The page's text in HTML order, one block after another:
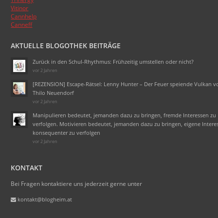
Vitinor
Cannhelp
Canneff
AKTUELLE BLOGOTHEK BEITRÄGE
Zurück in den Schul-Rhythmus: Frühzeitig umstellen oder nicht?
vor 2 Jahren
[REZENSION] Escape-Rätsel: Lenny Hunter – Der Feuer speiende Vulkan
Thilo Neuendorf
vor 2 Jahren
Manipulieren bedeutet, jemanden dazu zu bringen, fremde Interessen zu
verfolgen. Motivieren bedeutet, jemanden dazu zu bringen, eigene
konsequenter zu verfolgen
vor 2 Jahren
KONTAKT
Bei Fragen kontaktiere uns jederzeit gerne unter
kontakt@blogheim.at